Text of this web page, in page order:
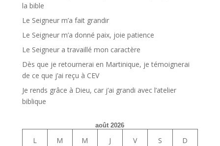
la bible
Le Seigneur m’a fait grandir
Le Seigneur m’a donné paix, joie patience
Le Seigneur a travaillé mon caractère
Dès que je retournerai en Martinique, je témoignerai
de ce que j’ai reçu à CEV
Je rends grâce à Dieu, car j’ai grandi avec l’atelier
biblique
août 2026
L M M J V S D